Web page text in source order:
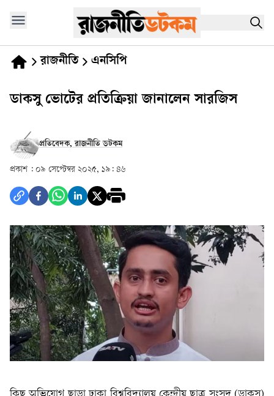
রাজনীতি এনসিপি
ডাকসু ভোটের প্রতিক্রিয়া জানালেন সারজিস
প্রতিবেদক, রাজনীতি ডটকম
প্রকাশ : ০৯ সেপ্টেম্বর ২০২৫, ১৯: ৪৬